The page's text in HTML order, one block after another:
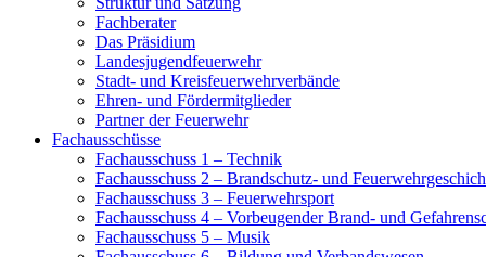
Fachberater
Das Präsidium
Landesjugendfeuerwehr
Stadt- und Kreisfeuerwehrverbände
Ehren- und Fördermitglieder
Partner der Feuerwehr
Fachausschüsse
Fachausschuss 1 – Technik
Fachausschuss 2 – Brandschutz- und
Fachausschuss 3 – Feuerwehrsport
Fachausschuss 4 – Vorbeugender Brand- und
Fachausschuss 5 – Musik